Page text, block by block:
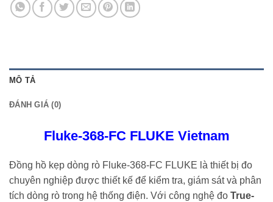
MÔ TẢ
ĐÁNH GIÁ (0)
Fluke-368-FC FLUKE Vietnam
Đồng hồ kẹp dòng rò Fluke-368-FC FLUKE là thiết bị đo
chuyên nghiệp được thiết kế để kiểm tra, giám sát và phân
tích dòng rò trong hệ thống điện. Với công nghệ đo True-